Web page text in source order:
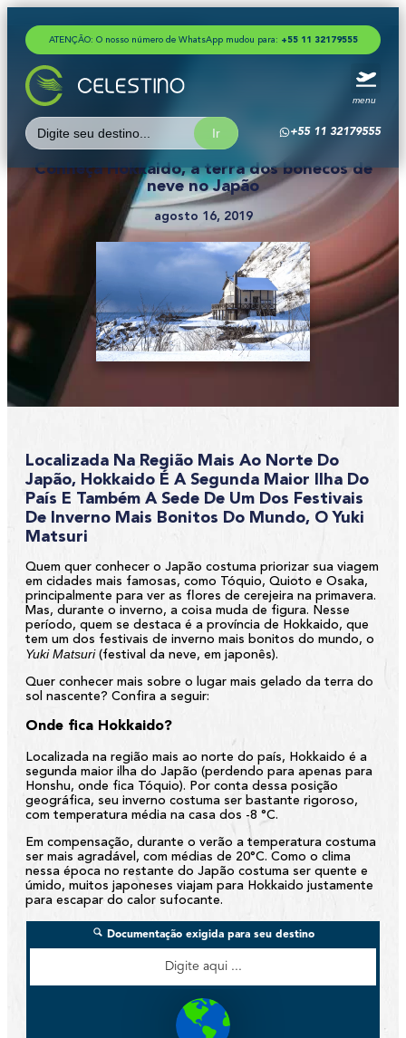
ATENÇÃO: O nosso número de WhatsApp mudou para: + 55 1 1 321 79555
menu
Search
for:
+55 11 32179555
Conheça Hokkaido, a terra dos bonecos de
neve no Japão
agosto 16, 2019
Localizada Na Região Mais Ao Norte Do
Japão, Hokkaido É A Segunda Maior Ilha Do
País E Também A Sede De Um Dos Festivais
De Inverno Mais Bonitos Do Mundo, O Yuki
Matsuri
Quem quer conhecer o Japão costuma priorizar sua viagem
em cidades mais famosas, como Tóquio, Quioto e Osaka,
principalmente para ver as flores de cerejeira na primavera.
Mas, durante o inverno, a coisa muda de figura. Nesse
período, quem se destaca é a província de Hokkaido, que
tem um dos festivais de inverno mais bonitos do mundo, o
Yuki Matsuri (festival da neve, em japonês).
Quer conhecer mais sobre o lugar mais gelado da terra do
sol nascente? Confira a seguir:
Onde fica Hokkaido?
Localizada na região mais ao norte do país, Hokkaido é a
segunda maior ilha do Japão (perdendo para apenas para
Honshu, onde fica Tóquio). Por conta dessa posição
geográfica, seu inverno costuma ser bastante rigoroso,
com temperatura média na casa dos -8 °C.
Em compensação, durante o verão a temperatura costuma
ser mais agradável, com médias de 20°C. Como o clima
nessa época no restante do Japão costuma ser quente e
úmido, muitos japoneses viajam para Hokkaido justamente
para escapar do calor sufocante.